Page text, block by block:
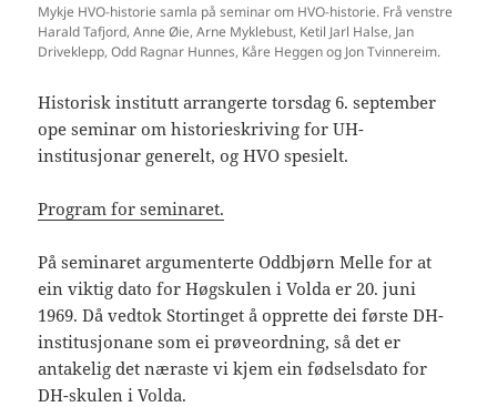
Mykje HVO-historie samla på seminar om HVO-historie. Frå venstre
Harald Tafjord, Anne Øie, Arne Myklebust, Ketil Jarl Halse, Jan
Driveklepp, Odd Ragnar Hunnes, Kåre Heggen og Jon Tvinnereim.
Historisk institutt arrangerte torsdag 6. september
ope seminar om historieskriving for UH-
institusjonar generelt, og HVO spesielt.
Program for seminaret.
På seminaret argumenterte Oddbjørn Melle for at
ein viktig dato for Høgskulen i Volda er 20. juni
1969. Då vedtok Stortinget å opprette dei første DH-
institusjonane som ei prøveordning, så det er
antakelig det næraste vi kjem ein fødselsdato for
DH-skulen i Volda.